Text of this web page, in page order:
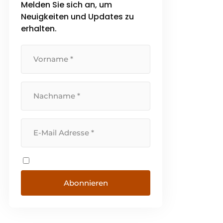
Melden Sie sich an, um
Neuigkeiten und Updates zu
erhalten.